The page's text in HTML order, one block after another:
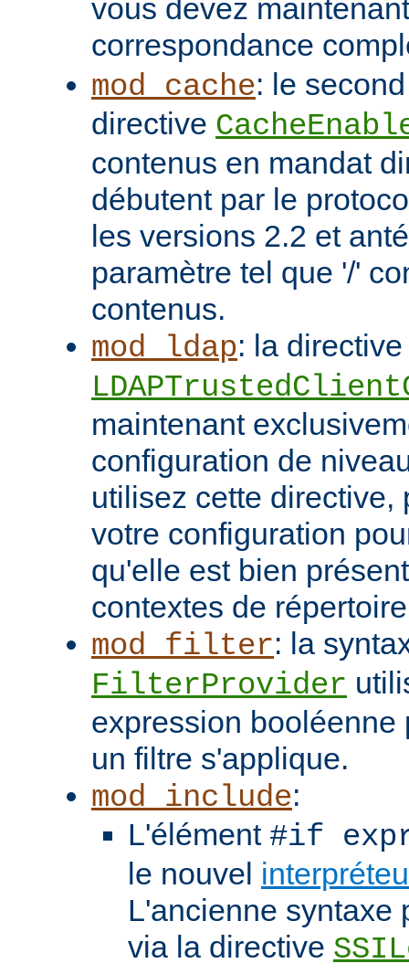
vous devez
correspondance
mod_cache: le
directive
contenus en mandat
débutent par le
les versions 2.2 et
paramètre tel que '/'
contenus.
mod_ldap: la directive
maintenant
configuration de
utilisez cette directive,
votre configuration
qu'elle est bien
contextes de
mod_filter: la
FilterProvider
expression booléenne
un filtre s'applique.
mod_include:
L'élément #if
le nouvel
L'ancienne syntaxe
via la directive